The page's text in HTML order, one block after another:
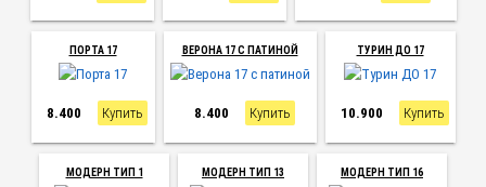
ПОРТА 17
8.400 Купить
ВЕРОНА 17 С ПАТИНОЙ
8.400 Купить
ТУРИН ДО 17
10.900 Купить
МОДЕРН ТИП 1 МОДЕРН ТИП 13 МОДЕРН ТИП 16